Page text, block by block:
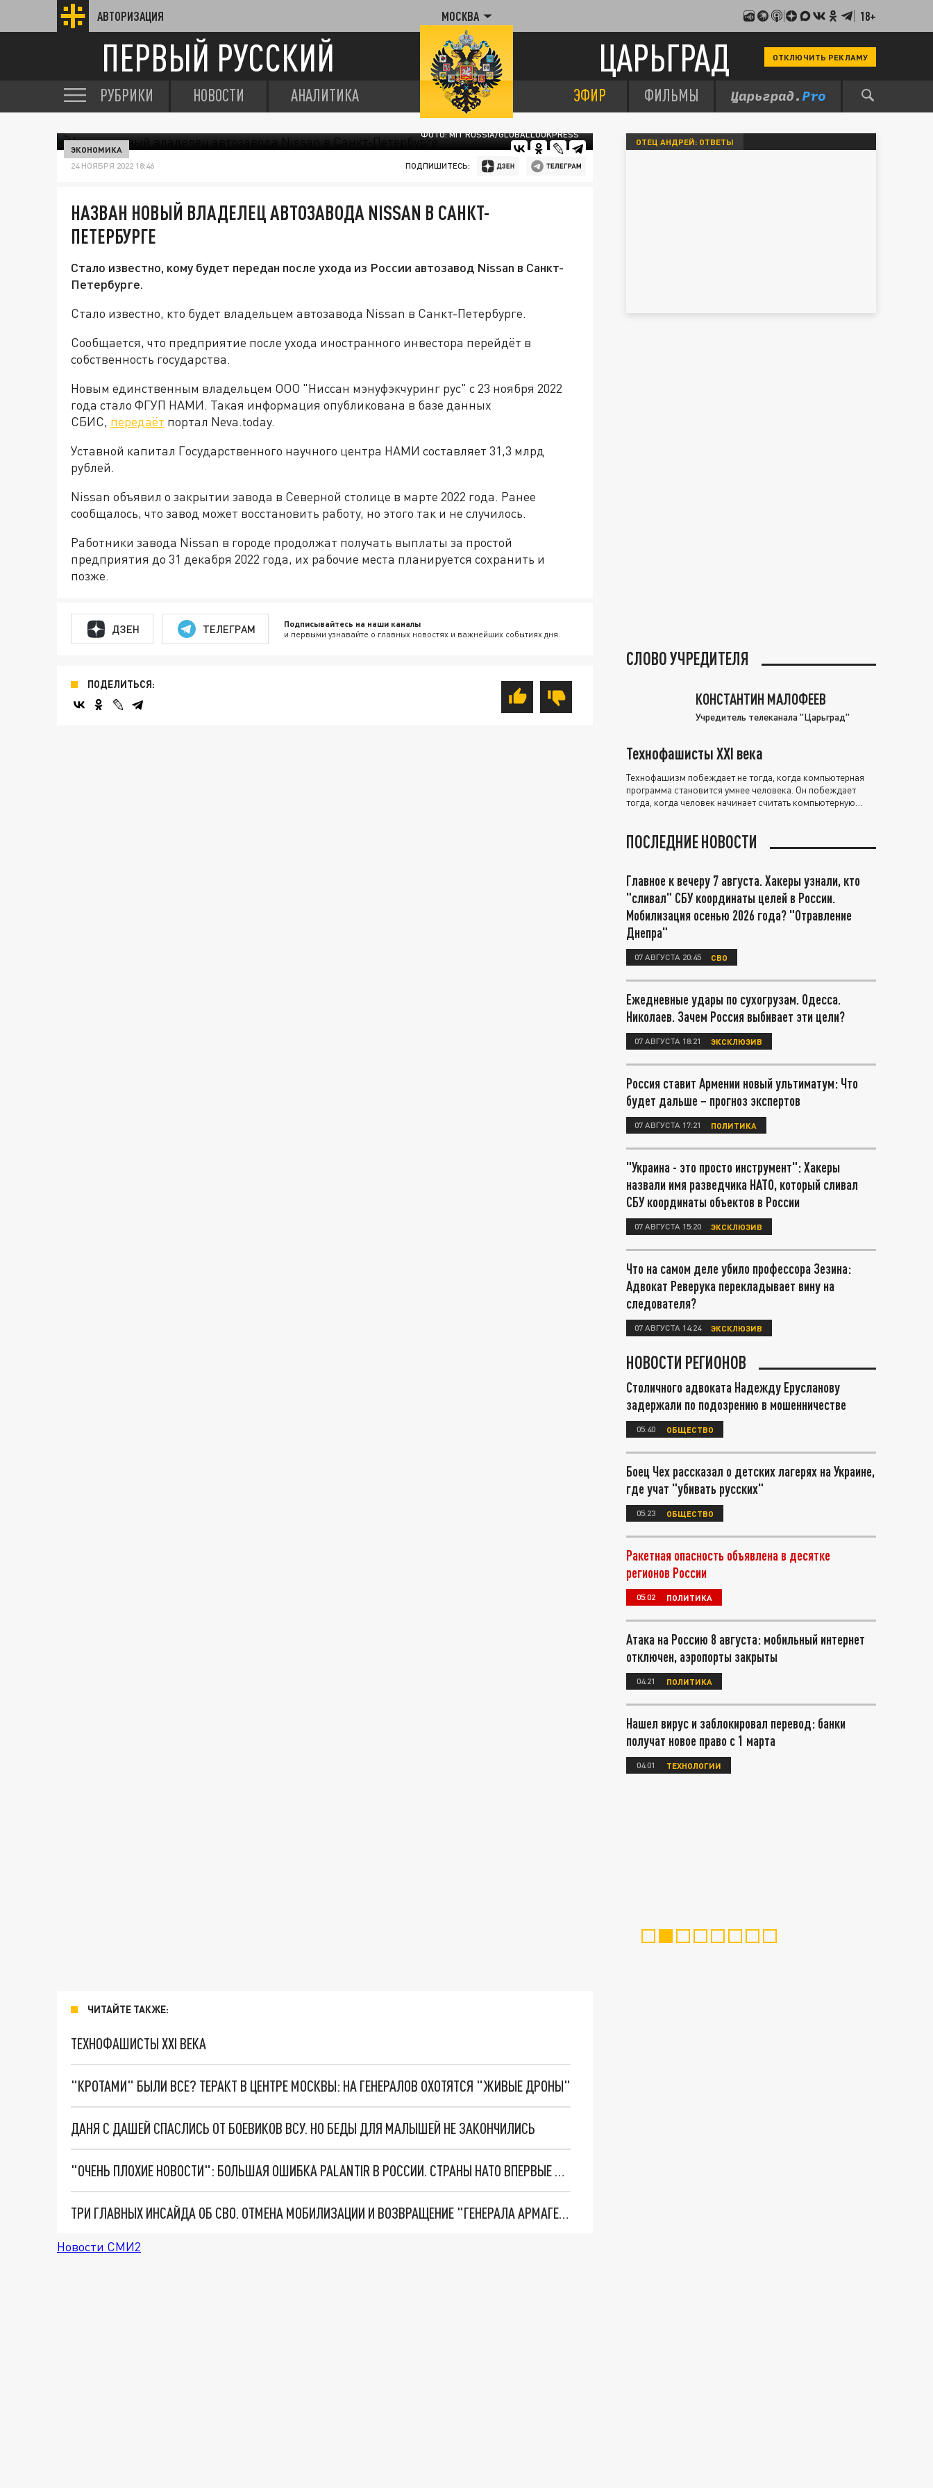
АВТОРИЗАЦИЯ МОСКВА 18+
ПЕРВЫЙ РУССКИЙ ЦАРЬГРАД ОТКЛЮЧИТЬ РЕКЛАМУ
РУБРИКИ НОВОСТИ АНАЛИТИКА ЭФИР ФИЛЬМЫ
ФОТО: MIT RUSSIA/GLOBALLOOKPRESS
ЭКОНОМИКА
24 НОЯБРЯ 2022 18:46 ПОДПИШИТЕСЬ:
НАЗВАН НОВЫЙ ВЛАДЕЛЕЦ АВТОЗАВОДА NISSAN В САНКТ-
ПЕТЕРБУРГЕ
Стало известно, кому будет передан после ухода из России автозавод Nissan в Санкт-
Петербурге.
Стало известно, кто будет владельцем автозавода Nissan в Санкт-Петербурге.
Сообщается, что предприятие после ухода иностранного инвестора перейдёт в
собственность государства.
Новым единственным владельцем ООО "Ниссан мэнуфэкчуринг рус" с 23 ноября 2022
года стало ФГУП НАМИ. Такая информация опубликована в базе данных
СБИС, передаёт портал Neva.today.
Уставной капитал Государственного научного центра НАМИ составляет 31,3 млрд
рублей.
Nissan объявил о закрытии завода в Северной столице в марте 2022 года. Ранее
сообщалось, что завод может восстановить работу, но этого так и не случилось.
Работники завода Nissan в городе продолжат получать выплаты за простой
предприятия до 31 декабря 2022 года, их рабочие места планируется сохранить и
позже.
ДЗЕН ТЕЛЕГРАМ Подписывайтесь на наши каналы
и первыми узнавайте о главных новостях и важнейших событиях дня.
ПОДЕЛИТЬСЯ:
ЧИТАЙТЕ ТАКЖЕ:
ТЕХНОФАШИСТЫ XXI ВЕКА
"КРОТАМИ" БЫЛИ ВСЕ? ТЕРАКТ В ЦЕНТРЕ МОСКВЫ: НА ГЕНЕРАЛОВ ОХОТЯТСЯ "ЖИВЫЕ ДРОНЫ"
ДАНЯ С ДАШЕЙ СПАСЛИСЬ ОТ БОЕВИКОВ ВСУ. НО БЕДЫ ДЛЯ МАЛЫШЕЙ НЕ ЗАКОНЧИЛИСЬ
"ОЧЕНЬ ПЛОХИЕ НОВОСТИ": БОЛЬШАЯ ОШИБКА PALANTIR В РОССИИ. СТРАНЫ НАТО ВПЕРВЫЕ ЗА СВО ОСТАНОВИЛИ ПОСТАВКИ ОРУЖИЯ. ВСУ ТЕРЯЮТ ПРИГРАНИЧЬЕ?
ТРИ ГЛАВНЫХ ИНСАЙДА ОБ СВО. ОТМЕНА МОБИЛИЗАЦИИ И ВОЗВРАЩЕНИЕ "ГЕНЕРАЛА АРМАГЕДДОНА"? ОТЛИЧНЫЕ НОВОСТИ, КОТОРЫЕ ЖДАЛИ ВСЕ
Новости СМИ2
ОТЕЦ АНДРЕЙ: ОТВЕТЫ
СЛОВО УЧРЕДИТЕЛЯ
КОНСТАНТИН МАЛОФЕЕВ
Учредитель телеканала "Царьград"
Технофашисты XXI века
Технофашизм побеждает не тогда, когда компьютерная
программа становится умнее человека. Он побеждает
тогда, когда человек начинает считать компьютерную
ПОСЛЕДНИЕ НОВОСТИ
Главное к вечеру 7 августа. Хакеры узнали, кто
"сливал" СБУ координаты целей в России.
Мобилизация осенью 2026 года? "Отравление
Днепра"
07 АВГУСТА 20:45 СВО
Ежедневные удары по сухогрузам. Одесса.
Николаев. Зачем Россия выбивает эти цели?
07 АВГУСТА 18:21 ЭКСКЛЮЗИВ
Россия ставит Армении новый ультиматум: Что
будет дальше – прогноз экспертов
07 АВГУСТА 17:21 ПОЛИТИКА
"Украина - это просто инструмент": Хакеры
назвали имя разведчика НАТО, который сливал
СБУ координаты объектов в России
07 АВГУСТА 15:20 ЭКСКЛЮЗИВ
Что на самом деле убило профессора Зезина:
Адвокат Реверука перекладывает вину на
следователя?
07 АВГУСТА 14:24 ЭКСКЛЮЗИВ
НОВОСТИ РЕГИОНОВ
Столичного адвоката Надежду Ерусланову
задержали по подозрению в мошенничестве
05:40 ОБЩЕСТВО
Боец Чех рассказал о детских лагерях на Украине,
где учат "убивать русских"
05:23 ОБЩЕСТВО
Ракетная опасность объявлена в десятке
регионов России
05:02 ПОЛИТИКА
Атака на Россию 8 августа: мобильный интернет
отключен, аэропорты закрыты
04:21 ПОЛИТИКА
Нашел вирус и заблокировал перевод: банки
получат новое право с 1 марта
04:01 ТЕХНОЛОГИИ